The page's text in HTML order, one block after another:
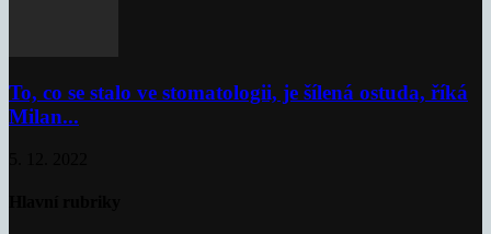
To, co se stalo ve stomatologii, je šílená ostuda, říká
Milan...